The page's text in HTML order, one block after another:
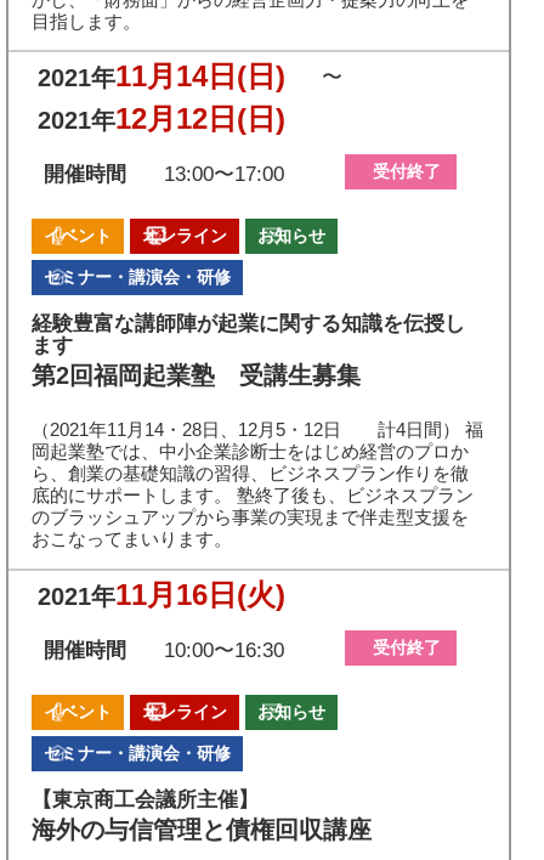
目指します。
2021年11月14日 (日) 〜
2021年12月12日 (日)
開催時間 13:00〜17:00 受付終了
イベント オンライン お知らせ
セミナー・講演会・研修
経験豊富な講師陣が起業に関する知識を伝授し
ます
第2回福岡起業塾 受講生募集
（2021年11月14・28日、12月5・12日 計4日間） 福
岡起業塾では、中小企業診断士をはじめ経営のプロか
ら、創業の基礎知識の習得、ビジネスプラン作りを徹
底的にサポートします。 塾終了後も、ビジネスプラン
のブラッシュアップから事業の実現まで伴走型支援を
おこなってまいります。
2021年11月16日 (火)
開催時間 10:00〜16:30 受付終了
イベント オンライン お知らせ
セミナー・講演会・研修
【東京商工会議所主催】
海外の与信管理と債権回収講座